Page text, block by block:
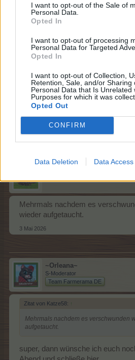
I want to opt-out of the Sale of
Personal Data.
Opted In
I want to opt-out of processing
Personal Data for Targeted
Opted In
I want to opt-out of Collection,
Retention, Sale, and/or Sharing
Personal Data that Is Unrelated
Purposes for which it was
Opted Out
CONFIRM
Data Deletion Data Access
Zitat von Katze58:
Hallo, Ganz großes Kino. Grade habe
Einfallsreiche Kochkunst " von der
wollte es versuchen auf die neue WL
weg.
LG
Katze58
Id: 55027960
Moin, neu eingeloggt hast du dich
Katze58
Mehrmals nachdem es
wieder aufgetaucht.
3 Mai 2026
~Orleana~
S-Moderator
Team Farmerama DE
Zitat von Katze58: ↑
Mehrmals nachdem es verschwunden
aufgetaucht.
super, dann wünsche ich euch